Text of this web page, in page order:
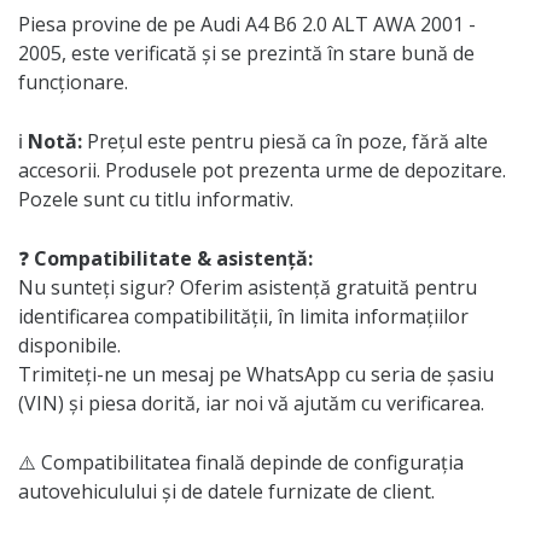
Piesa provine de pe Audi A4 B6 2.0 ALT AWA 2001 -
2005, este verificată și se prezintă în stare bună de
funcționare.
ℹ️ Notă: Prețul este pentru piesă ca în poze, fără alte
accesorii. Produsele pot prezenta urme de depozitare.
Pozele sunt cu titlu informativ.
❓ Compatibilitate & asistență:
Nu sunteți sigur? Oferim asistență gratuită pentru
identificarea compatibilității, în limita informațiilor
disponibile.
Trimiteți-ne un mesaj pe WhatsApp cu seria de șasiu
(VIN) și piesa dorită, iar noi vă ajutăm cu verificarea.
⚠️ Compatibilitatea finală depinde de configurația
autovehiculului și de datele furnizate de client.